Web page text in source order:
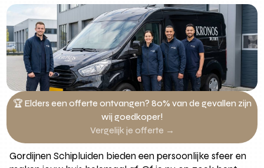
🏆 Elders een offerte ontvangen? 80% van de gevallen zijn
wij goedkoper!
Vergelijk je offerte →
Gordijnen Schipluiden bieden een persoonlijke sfeer en